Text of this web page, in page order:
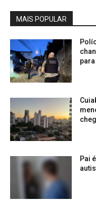
MAIS POPULAR
Pai